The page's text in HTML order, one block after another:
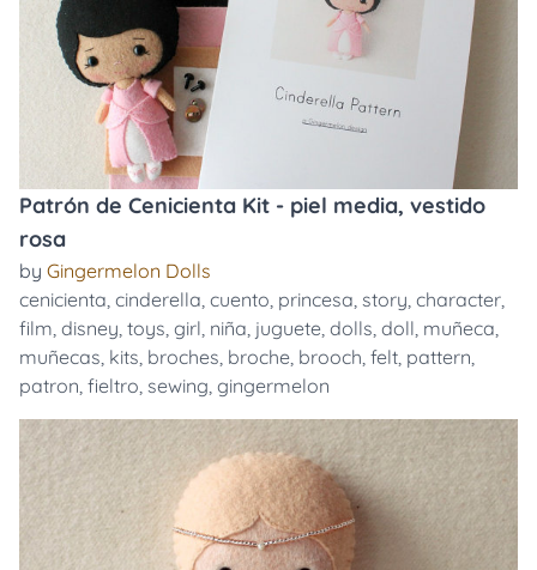
Patrón de Cenicienta Kit - piel media, vestido
rosa
by Gingermelon Dolls
cenicienta, cinderella, cuento, princesa, story, character,
film, disney, toys, girl, niña, juguete, dolls, doll, muñeca,
muñecas, kits, broches, broche, brooch, felt, pattern,
patron, fieltro, sewing, gingermelon